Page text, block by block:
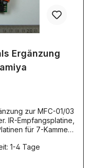
Ergänzung
MFC-01/03
für 7-Kammer-
ermöglich die
1-4 Tage